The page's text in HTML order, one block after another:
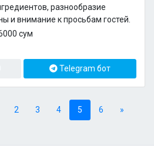
разнообразие
и внимание к просьбам гостей.
cум
Telegram бот
2 3 4 5 6 »